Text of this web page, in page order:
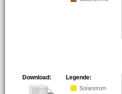
Legende:
Download: